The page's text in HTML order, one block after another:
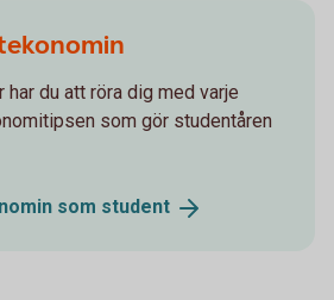
har du att röra dig med varje
som gör studentåren
som student